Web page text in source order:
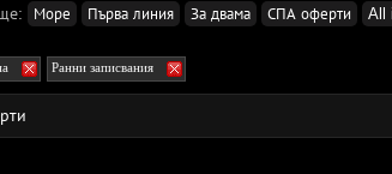
Море Първа линия За двама СПА оферти All
Ранни записвания